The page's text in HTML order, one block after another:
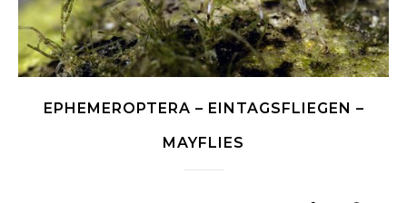
EPHEMEROPTERA – EINTAGSFLIEGEN –
MAYFLIES